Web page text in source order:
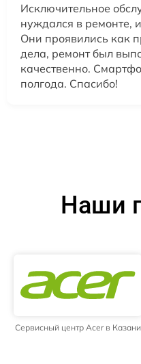
Исключительное
нуждался в ремонте,
Они проявились как
дела, ремонт был
качественно.
полгода. Спасибо!
Наши
Сервисный центр Acer в Казани